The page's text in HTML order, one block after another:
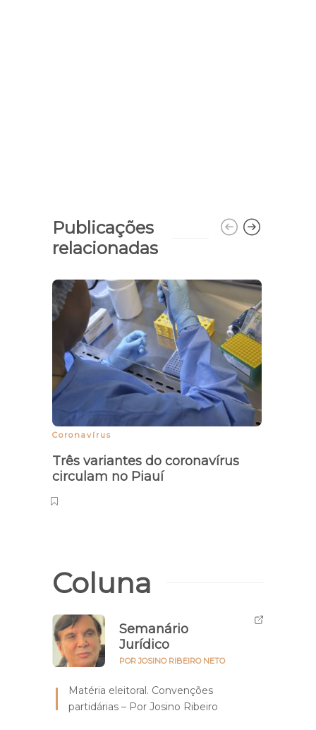
Publicações
relacionadas
Coronavírus
Três variantes do coronavírus
circulam no Piauí
Coluna
Semanário
Jurídico
POR JOSINO RIBEIRO NETO
Matéria eleitoral. Convenções
partidárias – Por Josino Ribeiro